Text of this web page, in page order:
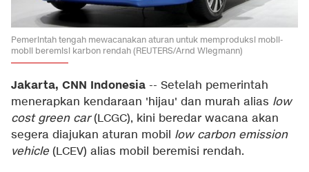
Pemerintah tengah mewacanakan aturan untuk memproduksi mobil-
mobil beremisi karbon rendah (REUTERS/Arnd Wiegmann)
Jakarta, CNN Indonesia -- Setelah pemerintah
menerapkan kendaraan 'hijau' dan murah alias low
cost green car(LCGC), kini beredar wacana akan
segera diajukan aturan mobil low carbon emission
vehicle (LCEV) alias mobil beremisi rendah.